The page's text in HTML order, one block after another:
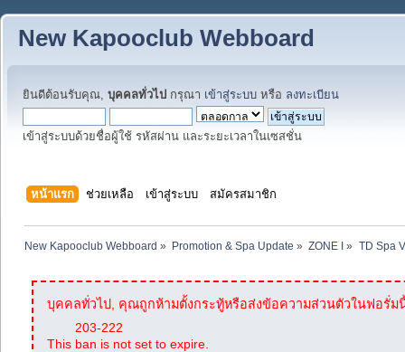
New Kapooclub Webboard
ยินดีต้อนรับคุณ, บุคคลทั่วไป กรุณา เข้าสู่ระบบ หรือ ลงทะเบียน
เข้าสู่ระบบด้วยชื่อผู้ใช้ รหัสผ่าน และระยะเวลาในเซสชั่น
หน้าแรก ช่วยเหลือ เข้าสู่ระบบ สมัครสมาชิก
New Kapooclub Webboard » Promotion & Spa Update » ZONE I » TD Spa
บุคคลทั่วไป, คุณถูกห้ามตั้งกระทู้หรือส่งข้อความส่วนตัวในฟอรั่ม
203-222
This ban is not set to expire.